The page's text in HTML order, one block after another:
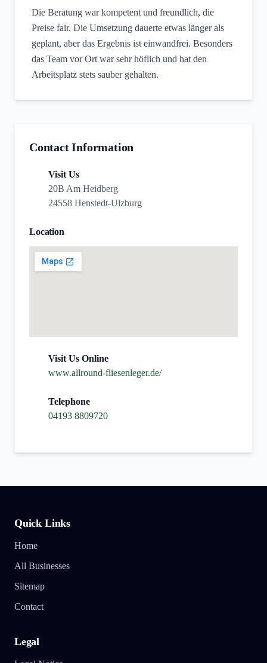
Die Beratung war kompetent und freundlich, die
Preise fair. Die Umsetzung dauerte etwas länger als
geplant, aber das Ergebnis ist einwandfrei. Besonders
das Team vor Ort war sehr höflich und hat den
Arbeitsplatz stets sauber gehalten.
Contact Information
Visit Us
20B Am Heidberg
24558 Henstedt-Ulzburg
Location
Visit Us Online
www.allround-fliesenleger.de/
Telephone
04193 8809720
Quick Links
Home
All Businesses
Sitemap
Contact
Legal